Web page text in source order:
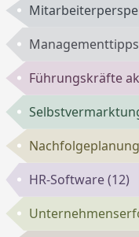
Führungskräfte
HR-Software(12)